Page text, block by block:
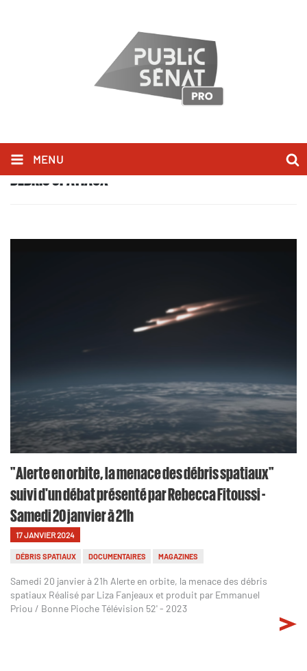
MENU
DÉBRIS SPATIAUX
"Alerte en orbite, la menace des débris spatiaux"
suivi d'un débat présenté par Rebecca Fitoussi -
Samedi 20 janvier à 21h
17 JANVIER 2024
DÉBRIS SPATIAUX DOCUMENTAIRES MAGAZINES
Samedi 20 janvier à 21h Alerte en orbite, la menace des débris
spatiaux Réalisé par Liza Fanjeaux et produit par Emmanuel
Priou / Bonne Pioche Télévision 52' - 2023